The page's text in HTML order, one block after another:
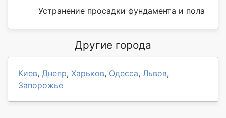
Устранение просадки фундамента и пола
Другие города
Киев, Днепр, Харьков, Одесса, Львов,
Запорожье